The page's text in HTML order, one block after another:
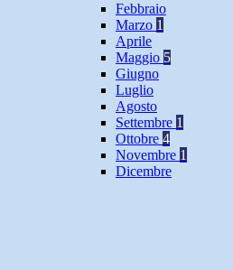
Febbraio
Marzo 1
Aprile
Maggio 5
Giugno
Luglio
Agosto
Settembre 1
Ottobre 4
Novembre 1
Dicembre